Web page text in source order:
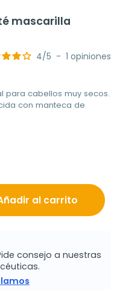
mascarilla
4/5 - 1 opiniones
para cabellos muy secos.
con manteca de
al carrito
consejo a nuestras